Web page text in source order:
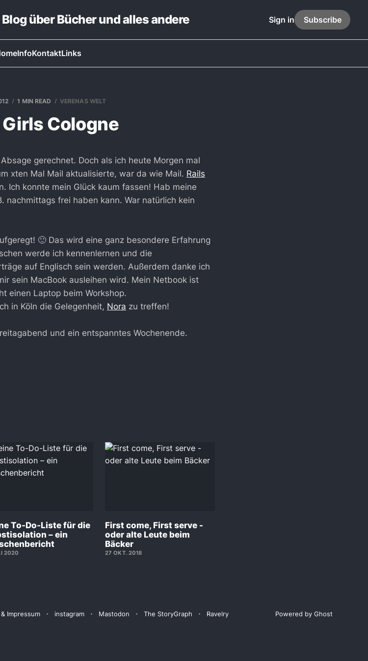
über Bücher und alles andere
InfoKontaktLinks
Sign in Subscribe
1 MIN READ VERENAS WELT
Girls Cologne
gerechnet. Doch als ich heute Morgen mal
xten Mal Mail aktualisierte, war da wie Mail. Rails
Ich konnte mein Glück kaum fassen! Hab meine
nachmittags frei haben kann. War natürlich kein
🙂 Das wird eine ganz besondere Erfahrung
werde ich kennenlernen und die
auf Englisch sein werden. Außerdem danke ich
sein MacBook ausleihen wird. Mein Netbook ist
einen Laptop beim Workshop.
in Köln die Gelegenheit, Nora zu treffen!
und ein entspanntes Wochenende.
To-Do-Liste für die
– ein
2020
First come, First serve -
oder alte Leute beim
Bäcker
27 OKT. 2018
Impressum instagram Mastodon The StoryGraph Ravelry Powered by Ghost